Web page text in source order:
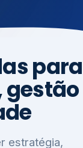
para
estratégia,